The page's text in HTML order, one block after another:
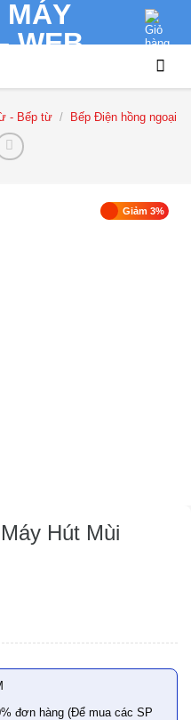
- Bếp từ / Bếp Điện hồng ngoại
Giảm 3%
Hút Mùi
đơn hàng (Để mua các SP